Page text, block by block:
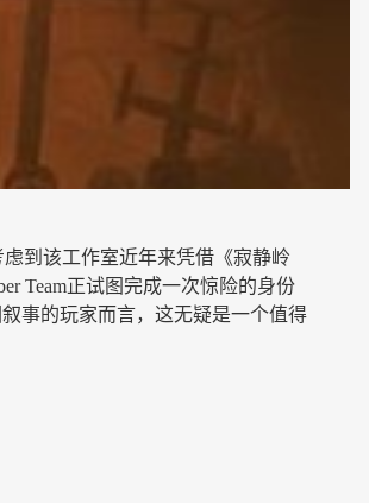
到该工作室近年来凭借《寂静岭
Team正试图完成一次惊险的身份
事的玩家而言，这无疑是一个值得